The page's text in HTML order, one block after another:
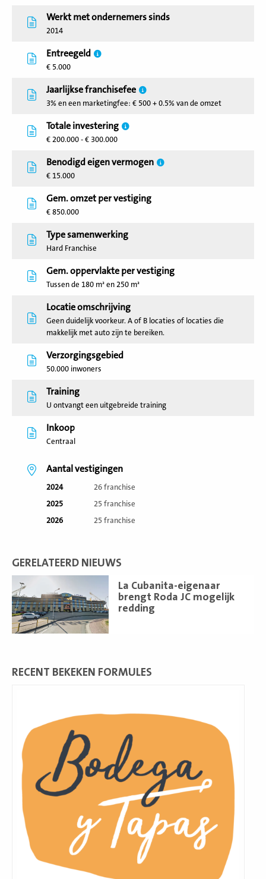
Werkt met ondernemers sinds
2014
Entreegeld
€ 5.000
Jaarlijkse franchisefee
3% en een marketingfee: € 500 + 0.5% van de omzet
Totale investering
€ 200.000 - € 300.000
Benodigd eigen vermogen
€ 15.000
Gem. omzet per vestiging
€ 850.000
Type samenwerking
Hard Franchise
Gem. oppervlakte per vestiging
Tussen de 180 m² en 250 m²
Locatie omschrijving
Geen duidelijk voorkeur. A of B locaties of locaties die
makkelijk met auto zijn te bereiken.
Verzorgingsgebied
50.000 inwoners
Training
U ontvangt een uitgebreide training
Inkoop
Centraal
Aantal vestigingen
2024
26 franchise
2025
25 franchise
2026
25 franchise
GERELATEERD NIEUWS
La Cubanita-eigenaar
brengt Roda JC mogelijk
redding
Lees
meer
RECENT BEKEKEN FORMULES